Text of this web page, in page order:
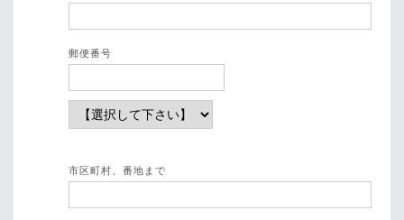
郵便番号
市区町村、番地まで